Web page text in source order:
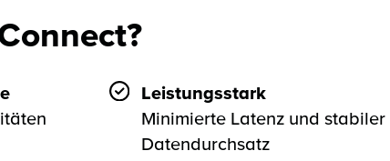
Leistungsstark
Minimierte Latenz und stabiler
Datendurchsatz